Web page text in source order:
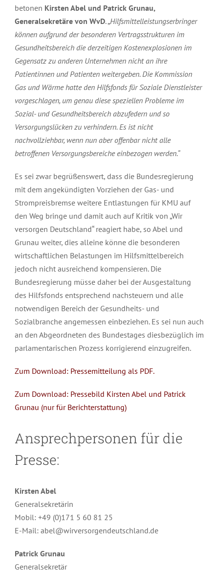
betonen Kirsten Abel und Patrick Grunau,
Generalsekretäre von WvD. „Hilfsmittelleistungserbringer
können aufgrund der besonderen Vertragsstrukturen im
Gesundheitsbereich die derzeitigen Kostenexplosionen im
Gegensatz zu anderen Unternehmen nicht an ihre
Patientinnen und Patienten weitergeben. Die Kommission
Gas und Wärme hatte den Hilfsfonds für Soziale Dienstleister
vorgeschlagen, um genau diese speziellen Probleme im
Sozial- und Gesundheitsbereich abzufedern und so
Versorgungslücken zu verhindern. Es ist nicht
nachvollziehbar, wenn nun aber offenbar nicht alle
betroffenen Versorgungsbereiche einbezogen werden.“
Es sei zwar begrüßenswert, dass die Bundesregierung
mit dem angekündigten Vorziehen der Gas- und
Strompreisbremse weitere Entlastungen für KMU auf
den Weg bringe und damit auch auf Kritik von „Wir
versorgen Deutschland“ reagiert habe, so Abel und
Grunau weiter, dies alleine könne die besonderen
wirtschaftlichen Belastungen im Hilfsmittelbereich
jedoch nicht ausreichend kompensieren. Die
Bundesregierung müsse daher bei der Ausgestaltung
des Hilfsfonds entsprechend nachsteuern und alle
notwendigen Bereich der Gesundheits- und
Sozialbranche angemessen einbeziehen. Es sei nun auch
an den Abgeordneten des Bundestages diesbezüglich im
parlamentarischen Prozess korrigierend einzugreifen.
Zum Download: Pressemitteilung als PDF.
Zum Download: Pressebild Kirsten Abel und Patrick
Grunau (nur für Berichterstattung)
Ansprechpersonen für die
Presse:
Kirsten Abel
Generalsekretärin
Mobil: +49 (0)171 5 60 81 25
E-Mail: abel@wirversorgendeutschland.de
Patrick Grunau
Generalsekretär